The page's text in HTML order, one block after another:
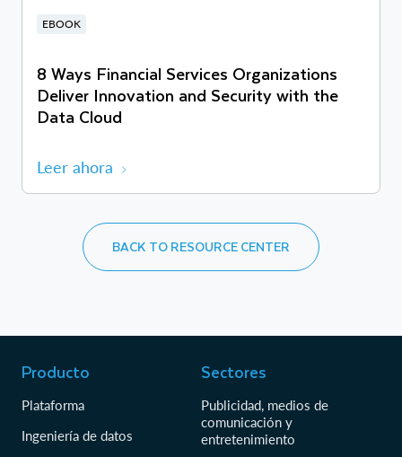
EBOOK
8 Ways Financial Services Organizations
Deliver Innovation and Security with the
Data Cloud
Leer ahora
BACK TO RESOURCE CENTER
Producto
Plataforma
Ingeniería de datos
Sectores
Publicidad, medios de
comunicación y
entretenimiento